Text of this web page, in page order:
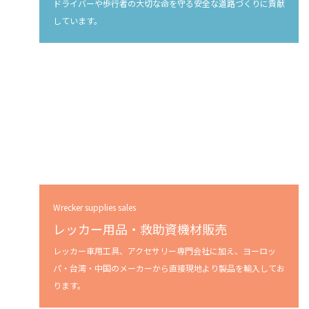
ドライバーや歩行者の大切な命を守る安全な道路づくりに貢献
しています。
Wrecker supplies sales
レッカー用品・救助資機材販売
レッカー車用工具、アクセサリー専門会社に加え、ヨーロッ
パ・台湾・中国のメーカーから直接現地より製品を輸入してお
ります。